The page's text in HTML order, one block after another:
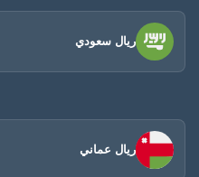
ريال سعودي
ريال عماني